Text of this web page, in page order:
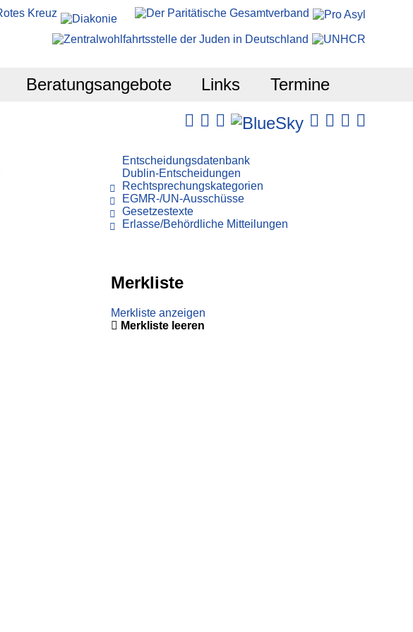
Beratungsangebote Links Termine
Entscheidungsdatenbank
Dublin-Entscheidungen
Rechtsprechungskategorien
EGMR-/UN-Ausschüsse
Gesetzestexte
Erlasse/Behördliche Mitteilungen
Merkliste
Merkliste anzeigen
Merkliste leeren